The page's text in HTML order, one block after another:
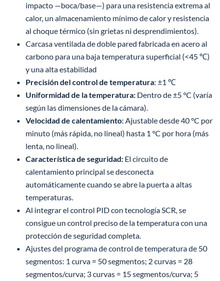
impacto —boca/base—) para una resistencia extrema al
calor, un almacenamiento mínimo de calor y resistencia
al choque térmico (sin grietas ni desprendimientos).
Carcasa ventilada de doble pared fabricada en acero al
carbono para una baja temperatura superficial (<45 ℃)
y una alta estabilidad
Precisión del control de temperatura: ±1 ℃
Uniformidad de la temperatura: Dentro de ±5 °C (varía
según las dimensiones de la cámara).
Velocidad de calentamiento: Ajustable desde 40 °C por
minuto (más rápida, no lineal) hasta 1 °C por hora (más
lenta, no lineal).
Característica de seguridad: El circuito de
calentamiento principal se desconecta
automáticamente cuando se abre la puerta a altas
temperaturas.
Al integrar el control PID con tecnología SCR, se
consigue un control preciso de la temperatura con una
protección de seguridad completa.
Ajustes del programa de control de temperatura de 50
segmentos: 1 curva = 50 segmentos; 2 curvas = 28
segmentos/curva; 3 curvas = 15 segmentos/curva; 5